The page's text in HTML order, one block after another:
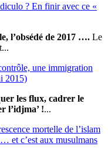
? En finir avec ce «
l’obsédé de 2017 …. Le
une immigration
2015)
les flux, cadrer le
l’idjma’ !...
mortelle de l’islam
et c’est aux musulmans